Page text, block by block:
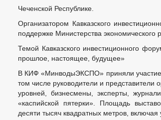
Чеченской Республике.
Организатором Кавказского
поддержке Министерства экономического
Темой Кавказского инвестиционного
прошлое, настоящее, будущее»
В КИФ «МинводыЭКСПО» приняли участие
том числе руководители и представители
уровней, бизнесмены, эксперты,
«каспийской пятерки». Площадь
десяти тысяч квадратных метров, включая